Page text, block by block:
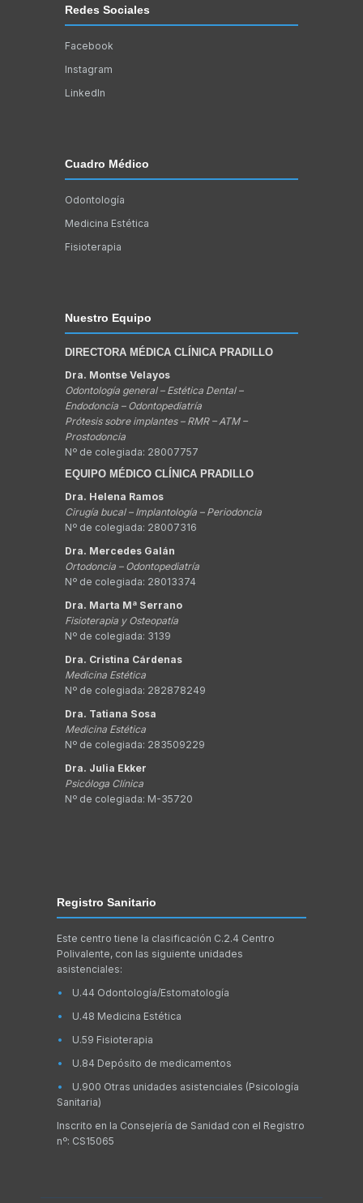
Redes Sociales
Facebook
Instagram
LinkedIn
Cuadro Médico
Odontología
Medicina Estética
Fisioterapia
Nuestro Equipo
DIRECTORA MÉDICA CLÍNICA PRADILLO
Dra. Montse Velayos
Odontología general – Estética Dental –
Endodoncia – Odontopediatría
Prótesis sobre implantes – RMR – ATM –
Prostodoncia
Nº de colegiada: 28007757
EQUIPO MÉDICO CLÍNICA PRADILLO
Dra. Helena Ramos
Cirugía bucal – Implantología – Periodoncia
Nº de colegiada: 28007316
Dra. Mercedes Galán
Ortodoncia – Odontopediatría
Nº de colegiada: 28013374
Dra. Marta Mª Serrano
Fisioterapia y Osteopatía
Nº de colegiada: 3139
Dra. Cristina Cárdenas
Medicina Estética
Nº de colegiada: 282878249
Dra. Tatiana Sosa
Medicina Estética
Nº de colegiada: 283509229
Dra. Julia Ekker
Psicóloga Clínica
Nº de colegiada: M-35720
Registro Sanitario
Este centro tiene la clasificación C.2.4 Centro
Polivalente, con las siguiente unidades
asistenciales:
U.44 Odontología/Estomatología
U.48 Medicina Estética
U.59 Fisioterapia
U.84 Depósito de medicamentos
U.900 Otras unidades asistenciales (Psicología
Sanitaria)
Inscrito en la Consejería de Sanidad con el Registro
nº: CS15065